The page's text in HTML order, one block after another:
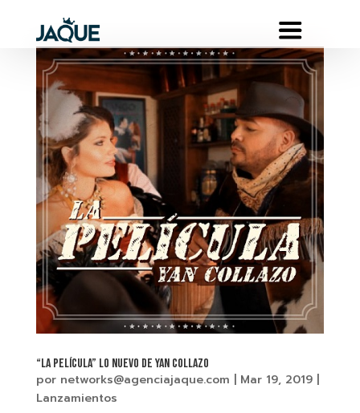
“LA PELÍCULA” LO NUEVO DE YAN COLLAZO
por networks@agenciajaque.com Mar 19, 2019|
Lanzamientos